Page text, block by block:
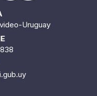
Uruguay